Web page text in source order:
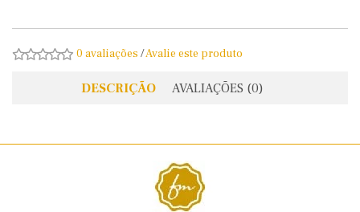
0 avaliações /Avalie este produto
DESCRIÇÃO AVALIAÇÕES (0)